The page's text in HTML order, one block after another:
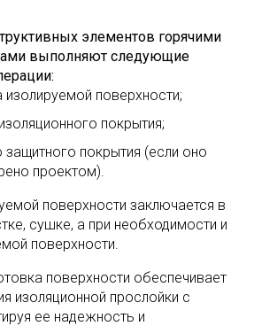
элементов горячими
выполняют следующие
изолируемой поверхности;
покрытия;
защитного покрытия (если оно
проектом).
поверхности заключается в
сушке, а при необходимости и
поверхности.
поверхности обеспечивает
изоляционной прослойки с
ее надежность и